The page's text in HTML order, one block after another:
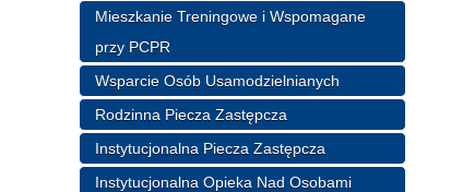
Mieszkanie Treningowe i Wspomagane
przy PCPR
Wsparcie Osób Usamodzielnianych
Rodzinna Piecza Zastępcza
Instytucjonalna Piecza Zastępcza
Instytucjonalna Opieka Nad Osobami